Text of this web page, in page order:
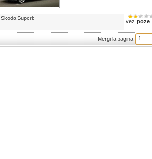
Skoda Superb
vezi poze
Mergi la pagina